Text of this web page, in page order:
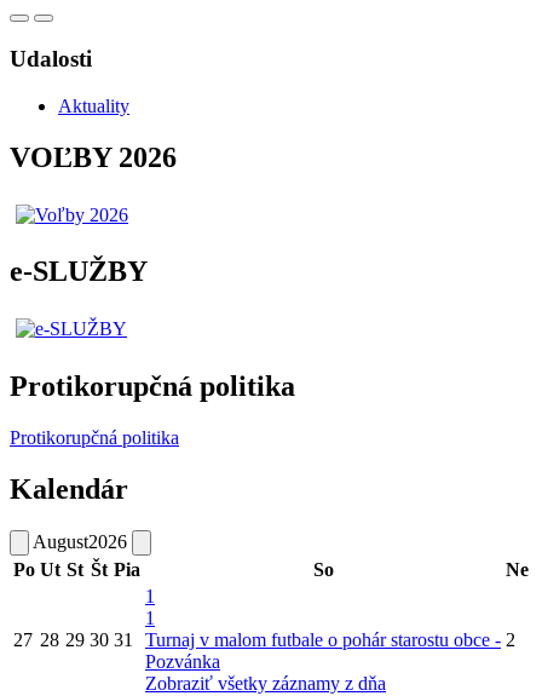
Udalosti
Aktuality
VOĽBY 2026
e-SLUŽBY
Protikorupčná politika
Protikorupčná politika
Kalendár
August2026
Po Ut St Št Pia So Ne
27 28 29 30 31
1
1
Turnaj v malom futbale o pohár starostu obce -
Pozvánka
Zobraziť všetky záznamy z dňa
2